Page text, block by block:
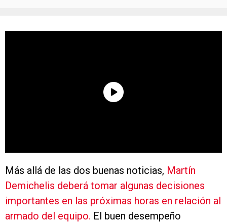
Más allá de las dos buenas noticias, Martín
Demichelis deberá tomar algunas decisiones
importantes en las próximas horas en relación al
armado del equipo. El buen desempeño